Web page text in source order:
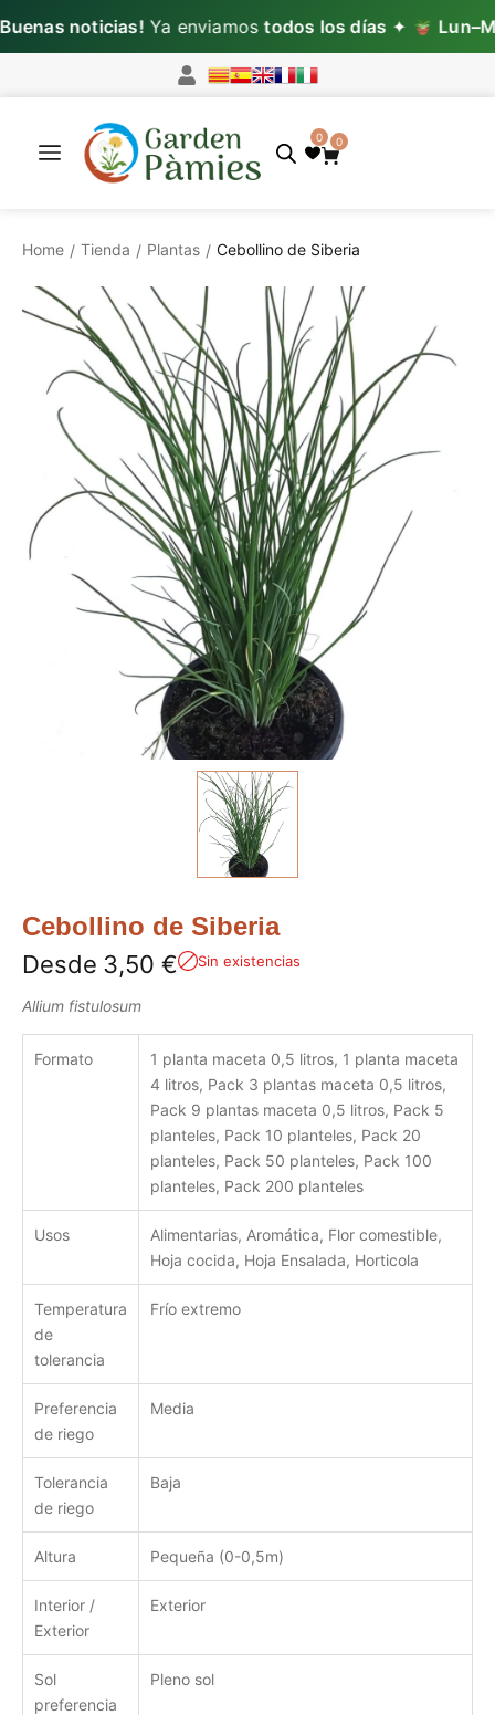
noticias!Ya enviamostodos los días✦ Lun–Mié:
0 0
Home / Tienda / Plantas / Cebollino de Siberia
Cebollino de Siberia
Desde 3,50 € Sin existencias
Allium fistulosum
Formato
1 planta maceta 0,5 litros, 1 planta maceta
4 litros, Pack 3 plantas maceta 0,5 litros,
Pack 9 plantas maceta 0,5 litros, Pack 5
planteles, Pack 10 planteles, Pack 20
planteles, Pack 50 planteles, Pack 100
planteles, Pack 200 planteles
Usos
Alimentarias, Aromática, Flor comestible,
Hoja cocida, Hoja Ensalada, Horticola
Temperatura
de
tolerancia
Frío extremo
Preferencia
de riego
Media
Tolerancia
de riego
Baja
Altura Pequeña (0-0,5m)
Interior /
Exterior
Exterior
Sol
preferencia
Pleno sol